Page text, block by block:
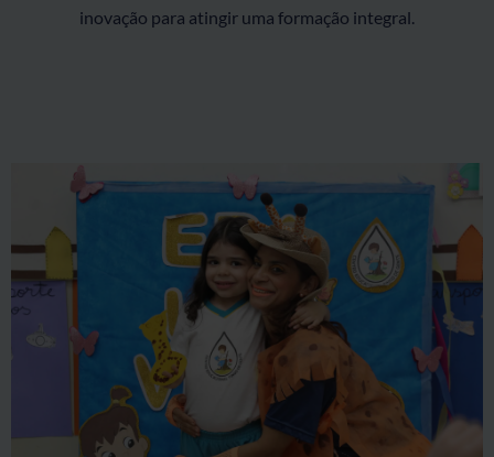
inovação para atingir uma formação integral.